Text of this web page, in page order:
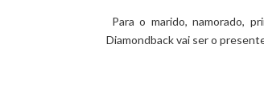
Para o marido, namorado,
Diamondbackvai ser o